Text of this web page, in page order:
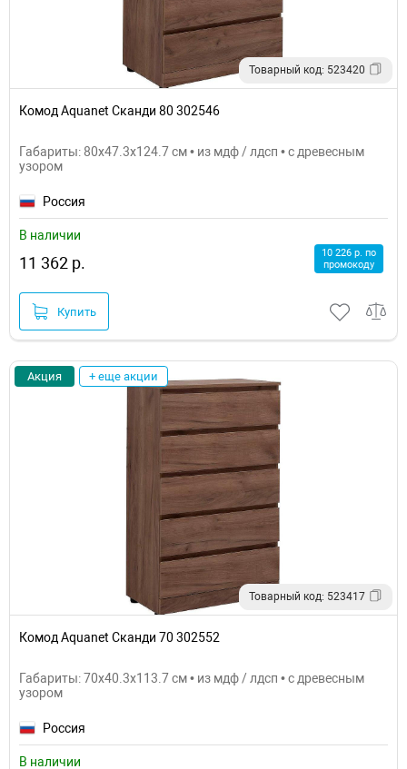
Товарный код: 523420
Комод Aquanet Сканди 80 302546
Габариты: 80x47.3x124.7 см • из мдф / лдсп • с древесным
узором
Россия
В наличии
11 362 р.
10 226 р. по
промокоду
Купить
Акция + еще акции
Товарный код: 523417
Комод Aquanet Сканди 70 302552
Габариты: 70x40.3x113.7 см • из мдф / лдсп • с древесным
узором
Россия
В наличии